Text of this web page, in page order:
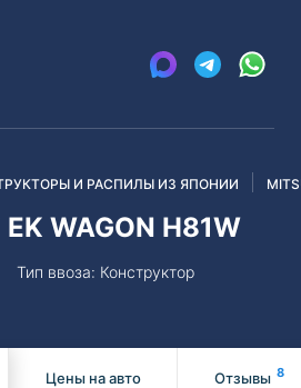
И РАСПИЛЫ ИЗ ЯПОНИИ
WAGON H81W
Тип ввоза: Конструктор
Цены на авто Отзывы 8